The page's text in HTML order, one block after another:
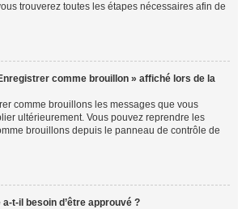
trouverez toutes les étapes nécessaires afin de
comme brouillon » affiché lors de la
comme brouillons les messages que vous
ultérieurement. Vous pouvez reprendre les
brouillons depuis le panneau de contrôle de
t-il besoin d’être approuvé ?